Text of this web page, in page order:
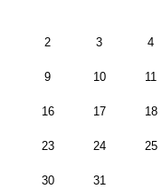
2 3 4
9 10 11
16 17 18
23 24 25
30 31